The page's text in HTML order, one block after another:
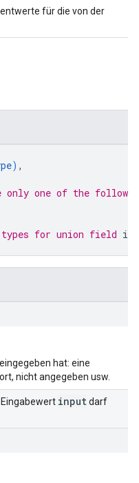
für die von der
) ,
only one of the
for union field
hat: eine
nicht angegeben usw.
Eingabewert inputdarf